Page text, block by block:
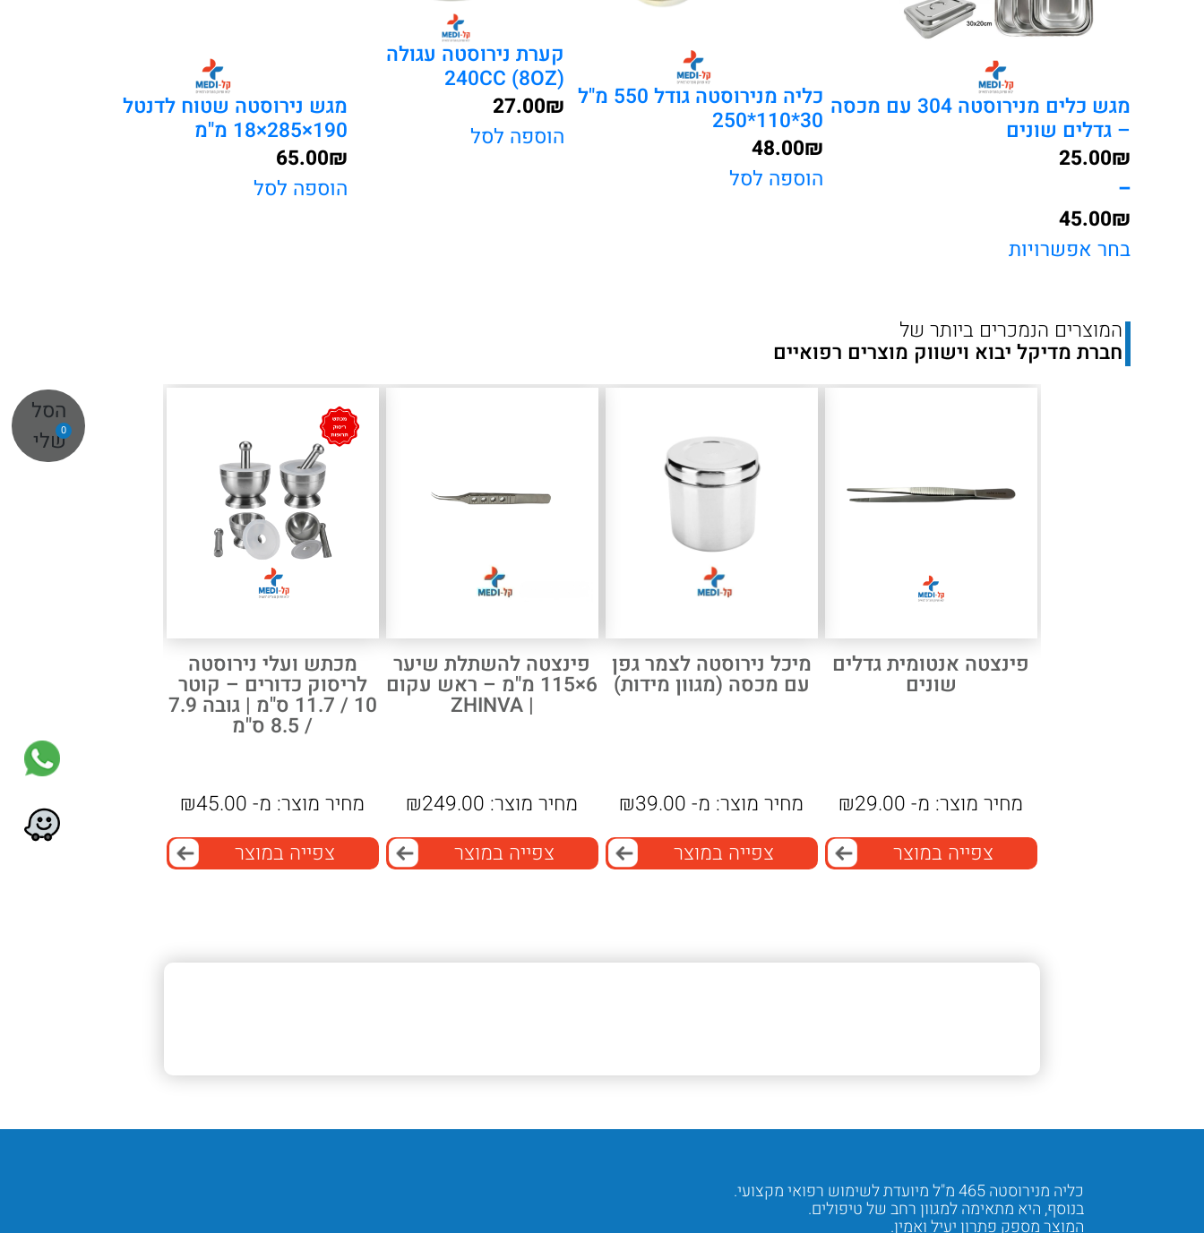
0
הסל
שלי
מגש כלים מנירוסטה 304 עם מכסה
– גדלים שונים
₪
25.00
–
₪
45.00
טווח
עד
בחר אפשרויות
כליה מנירוסטה גודל 550 מ"ל
30*110*250
₪
48.00
הוספה לסל
קערת נירוסטה עגולה
240CC (8OZ)
₪
27.00
הוספה לסל
מגש נירוסטה שטוח לדנטל
190×285×18 מ"מ
₪
65.00
הוספה לסל
המוצרים הנמכרים ביותר של
חברת מדיקל יבוא וישווק מוצרים רפואיים
פינצטה אנטומית גדלים
שונים
מחיר מוצר: מ- ₪29.00
צפייה במוצר
מיכל נירוסטה לצמר גפן
עם מכסה (מגוון מידות)
מחיר מוצר: מ- ₪39.00
צפייה במוצר
פינצטה להשתלת שיער
6×115 מ"מ – ראש עקום
| ZHINVA
מחיר מוצר: ₪249.00
צפייה במוצר
מכתש ועלי נירוסטה
לריסוק כדורים – קוטר
10 / 11.7 ס"מ | גובה 7.9
/ 8.5 ס"מ
מחיר מוצר: מ- ₪45.00
צפייה במוצר
כליה מנירוסטה 465 מ"ל מיועדת לשימוש רפואי מקצועי.
בנוסף, היא מתאימה למגוון רחב של טיפולים.
המוצר מספק פתרון יעיל ואמין.